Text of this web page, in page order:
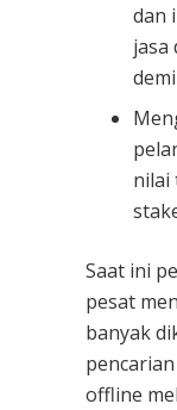
dan
jasa
nilai
Saat ini
pesat
banyak
offline